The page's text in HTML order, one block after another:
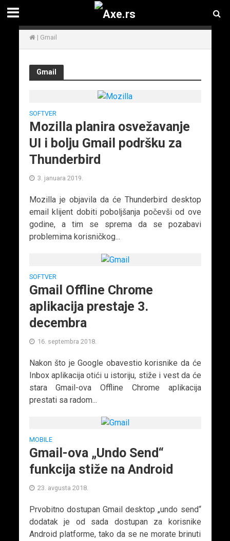
| Gmail
Gmail
SOFTVER
Mozilla planira osvežavanje
UI i bolju Gmail podršku za
Thunderbird
3. januara 2019.
Mozilla je objavila da će Thunderbird desktop
email klijent dobiti poboljšanja počevši od ove
godine, a tim se sprema da se pozabavi
problemima korisničkog...
SOFTVER
Gmail Offline Chrome
aplikacija prestaje 3.
decembra
16. septembra 2018.
Nakon što je Google obavestio korisnike da će
Inbox aplikacija otići u istoriju, stiže i vest da će
stara Gmail-ova Offline Chrome aplikacija
prestati sa radom...
MOBILE
Gmail-ova „Undo Send“
funkcija stiže na Android
23. avgusta 2018.
Prvobitno dostupan Gmail desktop „undo send“
dodatak je od sada dostupan za korisnike
Android platforme, tako da se ne morate brinuti